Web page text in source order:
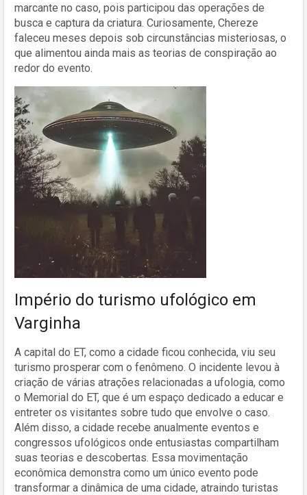
marcante no caso, pois participou das operações de
busca e captura da criatura. Curiosamente, Chereze
faleceu meses depois sob circunstâncias misteriosas, o
que alimentou ainda mais as teorias de conspiração ao
redor do evento.
Império do turismo ufológico em
Varginha
A capital do ET, como a cidade ficou conhecida, viu seu
turismo prosperar com o fenômeno. O incidente levou à
criação de várias atrações relacionadas a ufologia, como
o Memorial do ET, que é um espaço dedicado a educar e
entreter os visitantes sobre tudo que envolve o caso.
Além disso, a cidade recebe anualmente eventos e
congressos ufológicos onde entusiastas compartilham
suas teorias e descobertas. Essa movimentação
econômica demonstra como um único evento pode
transformar a dinâmica de uma cidade, atraindo turistas